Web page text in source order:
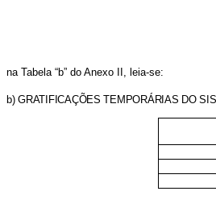
na Tabela “b” do Anexo II, leia-se:
b) GRATIFICAÇÕES TEMPORÁRIAS DO